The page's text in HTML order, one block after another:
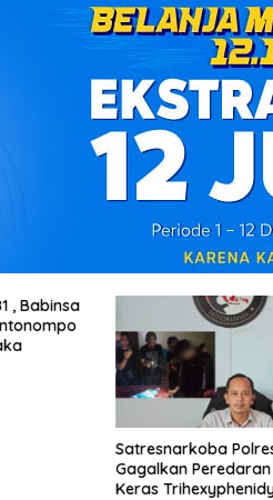
Satresnarkoba Polres Bitung
Gagalkan Peredaran Obat
Keras Trihexyphenidyl, 397